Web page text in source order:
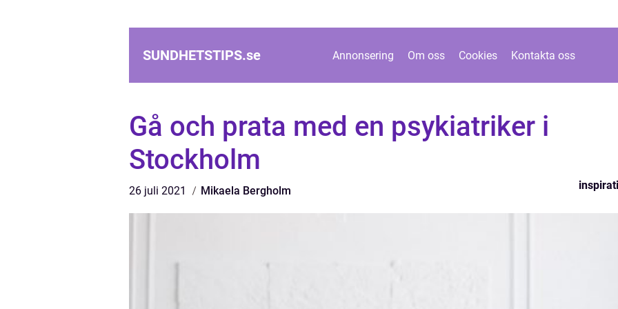
SUNDHETSTIPS.se Annonsering Om oss Cookies Kontakta oss
Gå och prata med en psykiatriker i
Stockholm
26 juli 2021 Mikaela Bergholm